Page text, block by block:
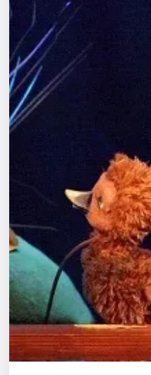
Экскурсии
Спорт
События
Артисты
Рейтинги